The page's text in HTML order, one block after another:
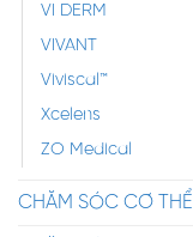
VI DERM
VIVANT
Viviscal™
Xcelens
ZO Medical
CHĂM SÓC CƠ THỂ